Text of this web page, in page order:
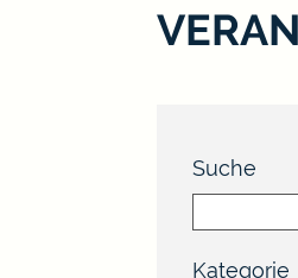
Suche
Kategorie